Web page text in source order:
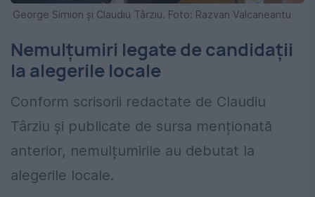
George Simion și Claudiu Târziu. Foto: Razvan Valcaneantu
Nemulțumiri legate de candidații
la alegerile locale
Conform scrisorii redactate de Claudiu
Târziu și publicate de sursa menționată
anterior, nemulțumirile au debutat la
alegerile locale.